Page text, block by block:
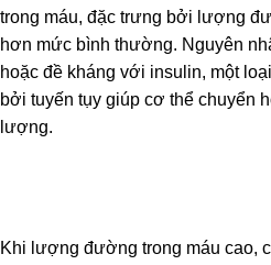
trong máu, đặc trưng bởi lượng
hơn mức bình thường. Nguyên
hoặc đề kháng với insulin, một
bởi tuyến tụy giúp cơ thể chuyển
lượng.
Khi lượng đường trong máu cao,